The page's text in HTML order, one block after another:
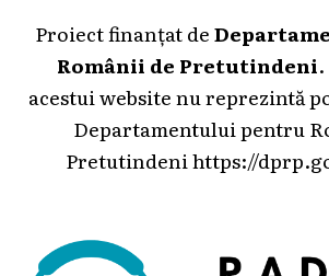
Proiect finanțat de
Românii de Pretutindeni
acestui website nu reprezintă
Departamentului pentru
Pretutindeni https://